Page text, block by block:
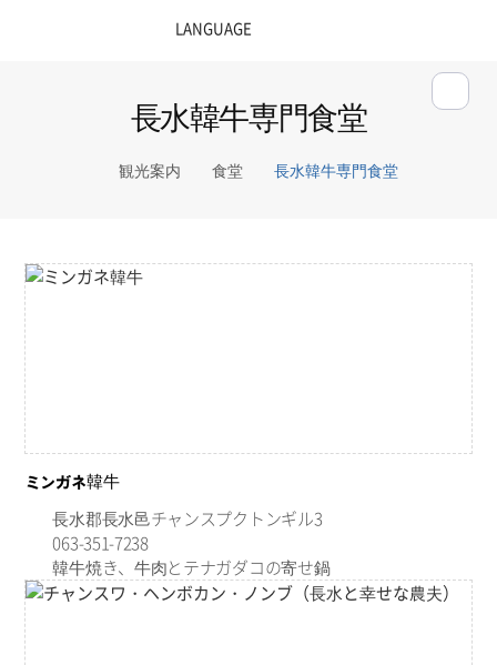
長水韓牛専門食堂
観光案内 食堂 長水韓牛専門食堂
ミンガネ韓牛
長水郡長水邑チャンスプクトンギル3
063-351-7238
韓牛焼き、牛肉とテナガダコの寄せ鍋